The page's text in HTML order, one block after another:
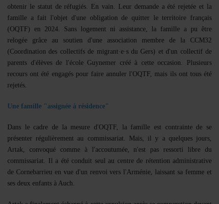
obtenir le statut de réfugiés. En vain. Leur demande a été rejetée et la
famille a fait l'objet d'une obligation de quitter le territoire français
(OQTF) en 2024. Sans logement ni assistance, la famille a pu être
relogée grâce au soutien d'une association membre de la CCM32
(Coordination des collectifs de migrant·e·s du Gers) et d'un collectif de
parents d'élèves de l'école Guynemer créé à cette occasion. Plusieurs
recours ont été engagés pour faire annuler l'OQTF, mais ils ont tous été
rejetés.
Une famille "assignée à résidence"
Dans le cadre de la mesure d'OQTF, la famille est contrainte de se
présenter régulièrement au commissariat. Mais, il y a quelques jours,
Artak, convoqué comme à l'accoutumée, n'est pas ressorti libre du
commissariat. Il a été conduit seul au centre de rétention administrative
de Cornebarrieu en vue d'un renvoi vers l'Arménie, laissant sa femme et
ses deux enfants à Auch.